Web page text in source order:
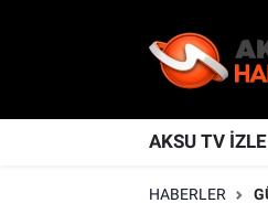
AKSU TV İZLE
HABERLER
KAHRAMANMARAŞ
Nöbetçi Eczaneler
Hava Durumu
Kahramanmaraş Namaz